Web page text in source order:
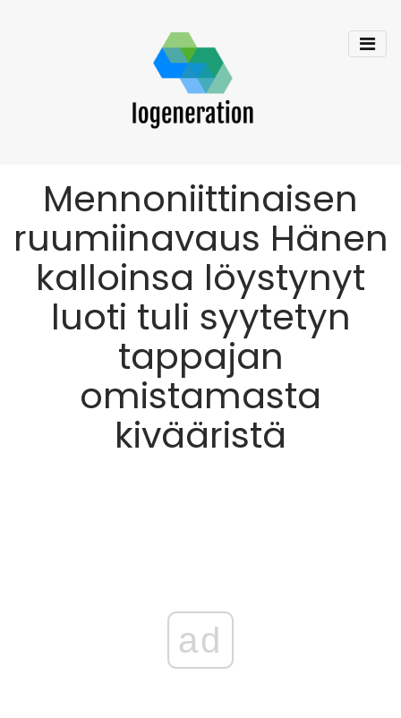
Mennoniittinaisen
ruumiinavaus Hänen
kalloinsa löystynyt
luoti tuli syytetyn
tappajan
omistamasta
kivääristä
ad